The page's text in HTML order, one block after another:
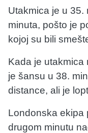
Utakmica je u 35.
minuta, pošto je
kojoj su bili
Kada je utakmica
je šansu u 38.
distance, ali je
Londonska ekipa
drugom minutu